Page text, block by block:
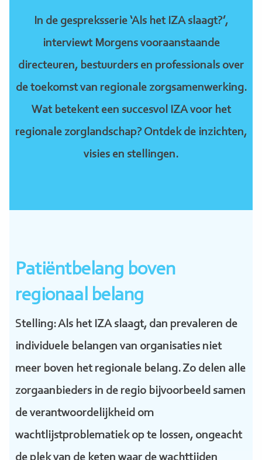
In de gespreksserie ‘Als het IZA slaagt?’,
interviewt Morgens vooraanstaande
directeuren, bestuurders en professionals over
de toekomst van regionale zorgsamenwerking.
Wat betekent een succesvol IZA voor het
regionale zorglandschap? Ontdek de inzichten,
visies en stellingen.
Patiëntbelang boven
regionaal belang
Stelling: Als het IZA slaagt, dan prevaleren de
individuele belangen van organisaties niet
meer boven het regionale belang. Zo delen alle
zorgaanbieders in de regio bijvoorbeeld samen
de verantwoordelijkheid om
wachtlijstproblematiek op te lossen, ongeacht
de plek van de keten waar de wachttijden